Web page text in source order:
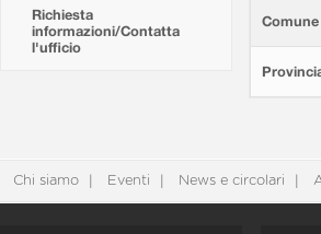
Richiesta
informazioni/Contatta
l'ufficio
Comune
Chi siamo Eventi News e circolari